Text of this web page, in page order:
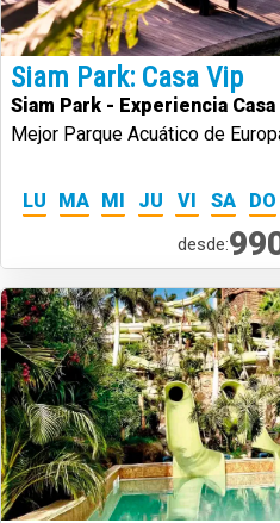
Siam Park: Casa Vip
Siam Park - Experiencia Casa
Mejor Parque Acuático de
LU MA MI JU VI SA DO
desde: